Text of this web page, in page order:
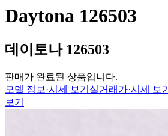
Daytona 126503
데이토나 126503
판매가 완료된 상품입니다.
모델 정보·시세 보기 실거래가·시세 보기
보기